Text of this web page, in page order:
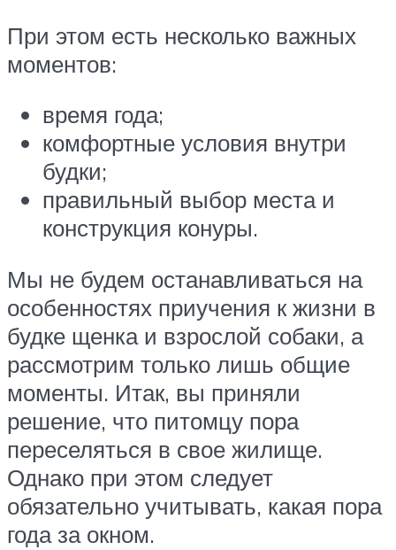
При этом есть несколько важных
моментов:
время года;
комфортные условия внутри
будки;
правильный выбор места и
конструкция конуры.
Мы не будем останавливаться на
особенностях приучения к жизни в
будке щенка и взрослой собаки, а
рассмотрим только лишь общие
моменты. Итак, вы приняли
решение, что питомцу пора
переселяться в свое жилище.
Однако при этом следует
обязательно учитывать, какая пора
года за окном.